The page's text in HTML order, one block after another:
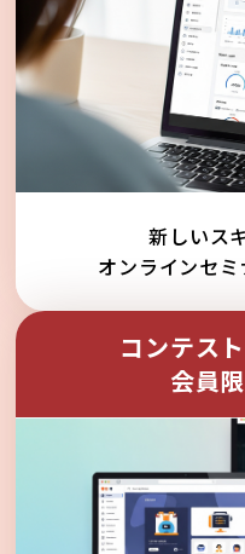
新しいス
オンラインセ
コンテス
会員